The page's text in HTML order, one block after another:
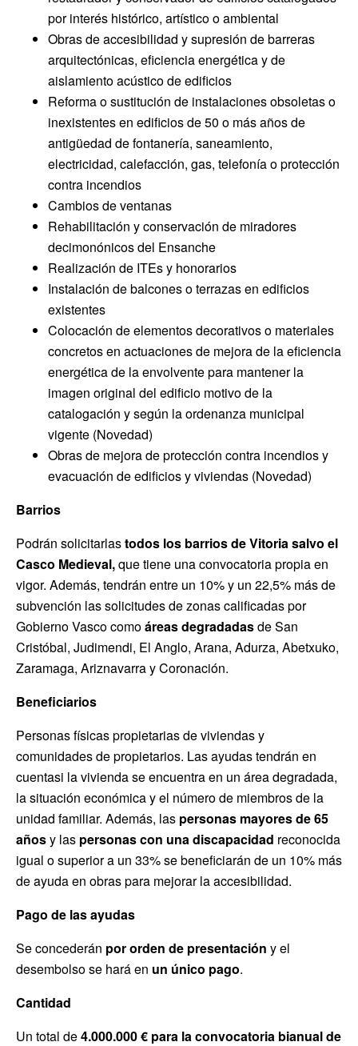
por interés histórico, artístico o ambiental
Obras de accesibilidad y supresión de barreras
arquitectónicas, eficiencia energética y de
aislamiento acústico de edificios
Reforma o sustitución de instalaciones obsoletas o
inexistentes en edificios de 50 o más años de
antigüedad de fontanería, saneamiento,
electricidad, calefacción, gas, telefonía o protección
contra incendios
Cambios de ventanas
Rehabilitación y conservación de miradores
decimonónicos del Ensanche
Realización de ITEs y honorarios
Instalación de balcones o terrazas en edificios
existentes
Colocación de elementos decorativos o materiales
concretos en actuaciones de mejora de la eficiencia
energética de la envolvente para mantener la
imagen original del edificio motivo de la
catalogación y según la ordenanza municipal
vigente (Novedad)
Obras de mejora de protección contra incendios y
evacuación de edificios y viviendas (Novedad)
Barrios
Podrán solicitarlastodos los barrios de Vitoriasalvo el
Casco Medieval,que tiene una convocatoria propia en
vigor. Además, tendrán entre un 10% y un 22,5% más de
subvención las solicitudes de zonas calificadas por
Gobierno Vasco comoáreas degradadasde San
Cristóbal, Judimendi, El Anglo, Arana, Adurza, Abetxuko,
Zaramaga, Ariznavarra y Coronación.
Beneficiarios
Personas físicas propietarias de viviendas y
comunidades de propietarios. Las ayudas tendrán en
cuentasi la vivienda se encuentra en un área degradada,
la situación económica y el número de miembros de la
unidad familiar. Además, las personas mayores de 65
añosy las personas con una discapacidad reconocida
igual o superior a un 33% se beneficiarán de un 10% más
de ayuda en obras para mejorar la accesibilidad.
Pago de las ayudas
Se concederán por orden de presentación y el
desembolso se hará en un único pago.
Cantidad
Un total de4.000.000 € para la convocatoria bianual de